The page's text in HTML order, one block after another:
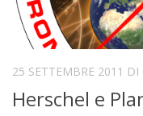
25 SETTEMBRE 2011 DI
Herschel e